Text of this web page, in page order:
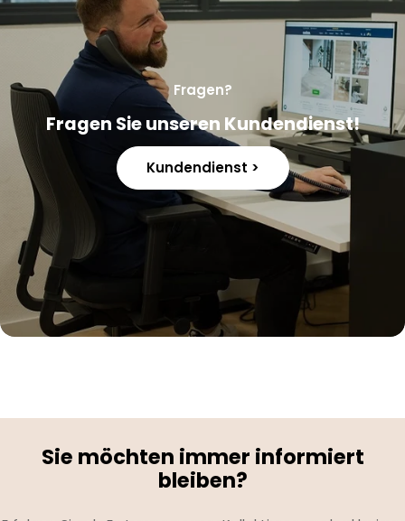
Fragen?
Fragen Sie unseren Kundendienst!
Kundendienst >
Sie möchten immer informiert
bleiben?